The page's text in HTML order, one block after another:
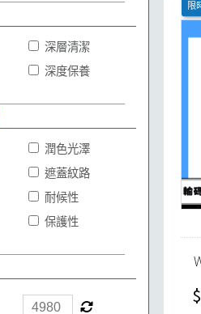
深層清潔
深度保養
潤色光澤
遮蓋紋路
耐候性
保護性
限